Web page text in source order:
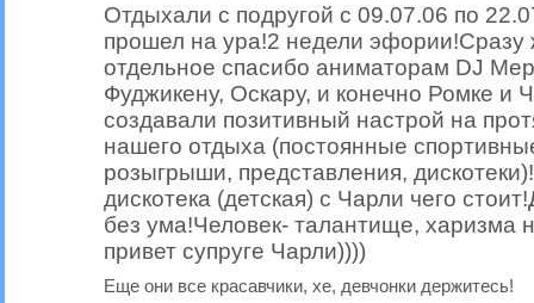
Отдыхали с подругой с 09.07.06 по
прошел на ура!2 недели эфории!Сразу
отдельное спасибо аниматорам DJ
Фуджикену, Оскару, и конечно Ромке и
создавали позитивный настрой на
нашего отдыха (постоянные
розыгрыши, представления,
дискотека (детская) с Чарли чего
без ума!Человек- талантище, харизма
привет супруге Чарли))))
Еще они все красавчики, хе, девчонки держитесь!